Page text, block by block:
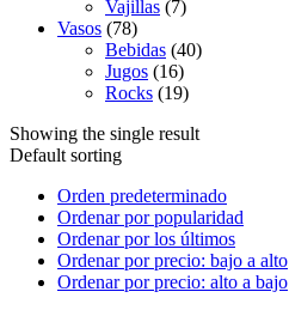
Vajillas (7)
Vasos (78)
Bebidas (40)
Jugos (16)
Rocks (19)
Showing the single result
Default sorting
Orden predeterminado
Ordenar por popularidad
Ordenar por los últimos
Ordenar por precio: bajo a alto
Ordenar por precio: alto a bajo